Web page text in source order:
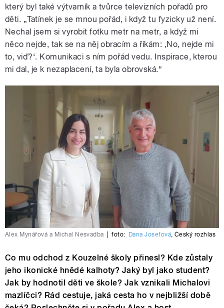
který byl také výtvarník a tvůrce televizních pořadů pro
děti. „Tatínek je se mnou pořád, i když tu fyzicky už není.
Nechal jsem si vyrobit fotku metr na metr, a když mi
něco nejde, tak se na něj obracím a říkám: ‚No, nejde mi
to, viď?‘. Komunikaci s ním pořád vedu. Inspirace, kterou
mi dal, je k nezaplacení, ta byla obrovská.“
Alex Mynářová a Michal Nesvadba foto: Dana Josefová, Český rozhlas
Co mu odchod z Kouzelné školy přinesl? Kde zůstaly
jeho ikonické hnědé kalhoty? Jaký byl jako student?
Jak by hodnotil děti ve škole? Jak vznikali Michalovi
mazlíčci? Rád cestuje, jaká cesta ho v nejbližší době